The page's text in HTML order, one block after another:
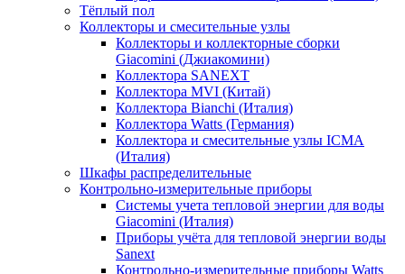
Тёплый пол
Коллекторы и смесительные узлы
Коллекторы и коллекторные сборки
Giacomini (Джиакомини)
Коллектора SANEXT
Коллектора MVI (Китай)
Коллектора Bianchi (Италия)
Коллектора Watts (Германия)
Коллектора и смесительные узлы ICMA
(Италия)
Шкафы распределительные
Контрольно-измерительные приборы
Системы учета тепловой энергии для воды
Giacomini (Италия)
Приборы учёта для тепловой энергии воды
Sanext
Контрольно-измерительные приборы Watts